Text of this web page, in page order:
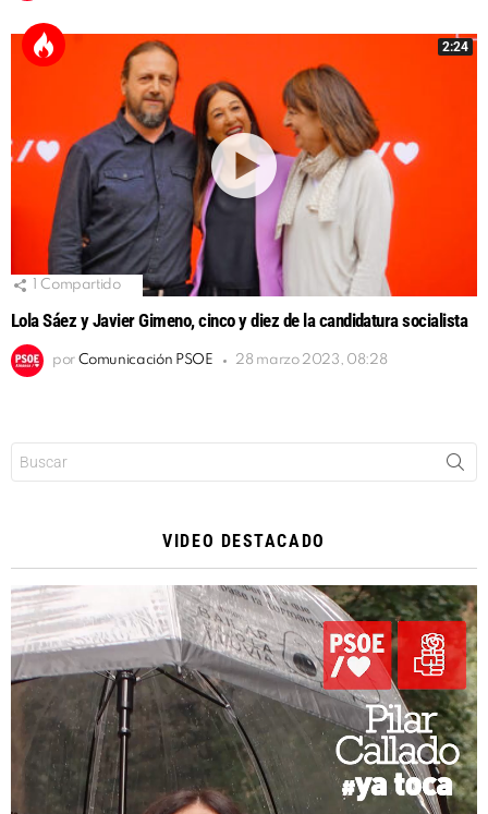
2:24
Compartido
Lola Sáez y Javier Gimeno, cinco y diez de la candidatura socialista
por Comunicación PSOE 28 marzo 2023, 08:28
VIDEO DESTACADO
Reproductor
de
vídeo